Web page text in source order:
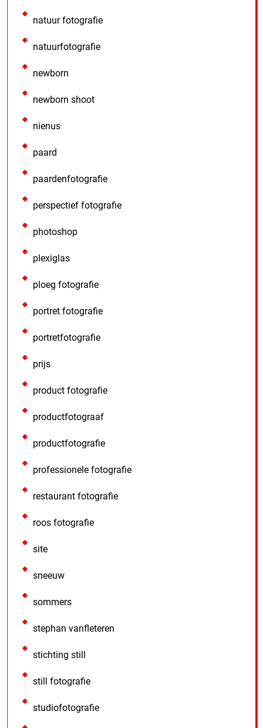
natuur fotografie
natuurfotografie
newborn
newborn shoot
nienus
paard
paardenfotografie
perspectief fotografie
photoshop
plexiglas
ploeg fotografie
portret fotografie
portretfotografie
prijs
product fotografie
productfotograaf
productfotografie
professionele fotografie
restaurant fotografie
roos fotografie
site
sneeuw
sommers
stephan vanfleteren
stichting still
still fotografie
studiofotografie